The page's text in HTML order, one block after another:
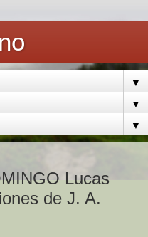
▼
▼
▼
Lucas
de J. A.